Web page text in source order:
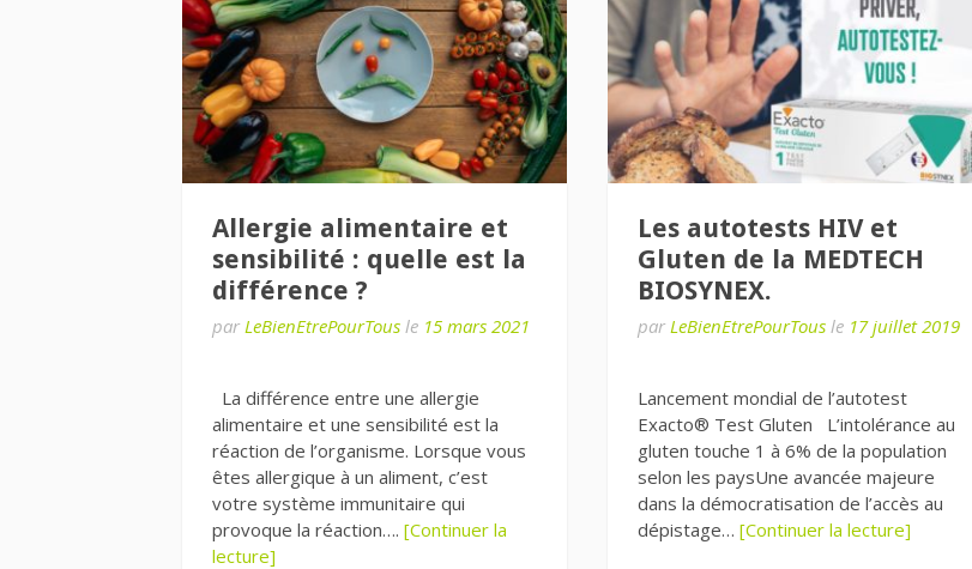
Allergie alimentaire et
sensibilité : quelle est la
différence ?
par LeBienEtrePourTous le 15 mars 2021
La différence entre une allergie
alimentaire et une sensibilité est la
réaction de l’organisme. Lorsque vous
êtes allergique à un aliment, c’est
votre système immunitaire qui
provoque la réaction…. [Continuer la
lecture]
Les autotests HIV et
Gluten de la MEDTECH
BIOSYNEX.
par LeBienEtrePourTousle 17 juillet 2019
Lancement mondial de l’autotest
Exacto® Test Gluten L’intolérance au
gluten touche 1 à 6% de la population
selon les paysUne avancée majeure
dans la démocratisation de l’accès au
dépistage… [Continuer la lecture]